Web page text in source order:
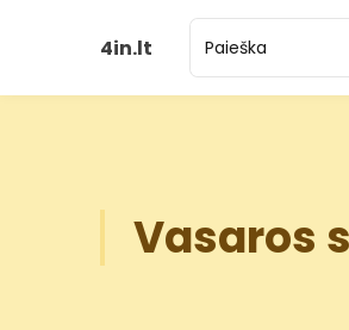
4in.lt
Vasaros